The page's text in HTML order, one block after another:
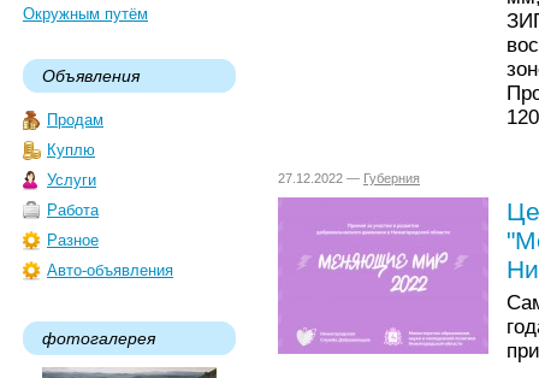
Окружным путём
Объявления
Продам
Куплю
Услуги
Работа
Разное
Авто-объявления
фотогалерея
27.12.2022 — Губерния